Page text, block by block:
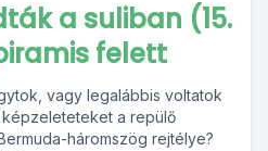
a suliban (15.
felett
vagy legalábbis voltatok
a repülő
háromszög rejtélye?